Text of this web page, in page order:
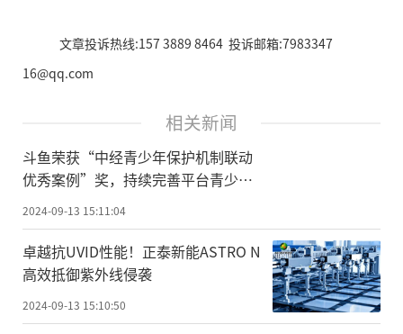
文章投诉热线:157 3889 8464 投诉邮箱:7983347
16@qq.com
相关新闻
斗鱼荣获“中经青少年保护机制联动
优秀案例”奖，持续完善平台青少年
保护机制
2024-09-13 15:11:04
卓越抗UVID性能！正泰新能ASTRO N
高效抵御紫外线侵袭
2024-09-13 15:10:50